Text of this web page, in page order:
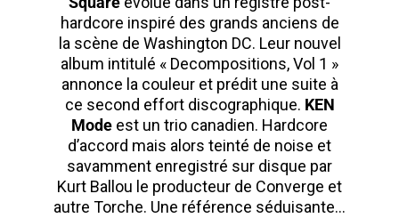
hardcore inspiré des grands anciens de
la scène de Washington DC. Leur nouvel
album intitulé « Decompositions, Vol 1 »
annonce la couleur et prédit une suite à
ce second effort discographique. KEN
Mode est un trio canadien. Hardcore
d’accord mais alors teinté de noise et
savamment enregistré sur disque par
Kurt Ballou le producteur de Converge et
autre Torche. Une référence séduisante…